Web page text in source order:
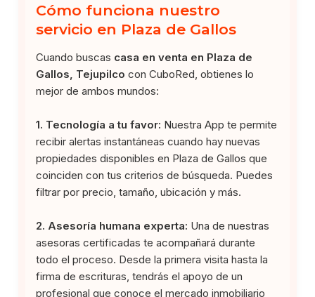
Cómo funciona nuestro
servicio en Plaza de Gallos
Cuando buscas casa en venta en Plaza de
Gallos, Tejupilco con CuboRed, obtienes lo
mejor de ambos mundos:
1. Tecnología a tu favor: Nuestra App te permite
recibir alertas instantáneas cuando hay nuevas
propiedades disponibles en Plaza de Gallos que
coinciden con tus criterios de búsqueda. Puedes
filtrar por precio, tamaño, ubicación y más.
2. Asesoría humana experta: Una de nuestras
asesoras certificadas te acompañará durante
todo el proceso. Desde la primera visita hasta la
firma de escrituras, tendrás el apoyo de un
profesional que conoce el mercado inmobiliario